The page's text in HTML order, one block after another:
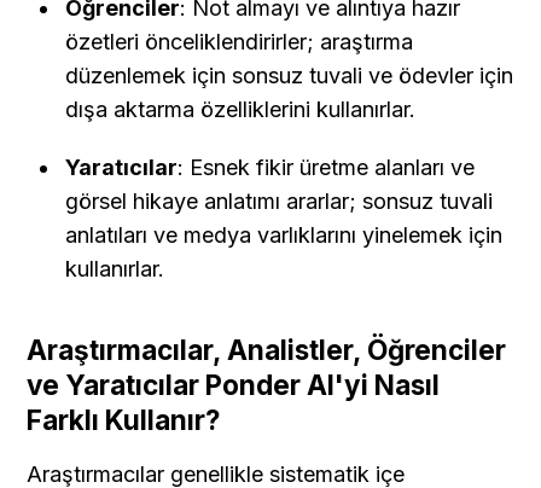
Öğrenciler: Not almayı ve alıntıya hazır
özetleri önceliklendirirler; araştırma
düzenlemek için sonsuz tuvali ve ödevler için
dışa aktarma özelliklerini kullanırlar.
Yaratıcılar: Esnek fikir üretme alanları ve
görsel hikaye anlatımı ararlar; sonsuz tuvali
anlatıları ve medya varlıklarını yinelemek için
kullanırlar.
Araştırmacılar, Analistler, Öğrenciler
ve Yaratıcılar Ponder AI'yi Nasıl
Farklı Kullanır?
Araştırmacılar genellikle sistematik içe